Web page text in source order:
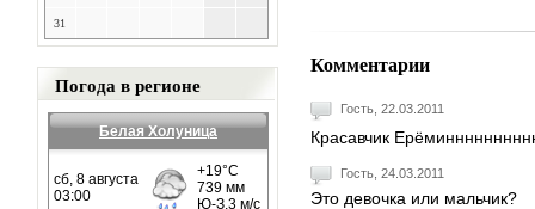
31
Погода в регионе
Белая Холуница
Комментарии
Гость, 22.03.2011
Красавчик
Гость, 24.03.2011
Это девочка или мальчик?